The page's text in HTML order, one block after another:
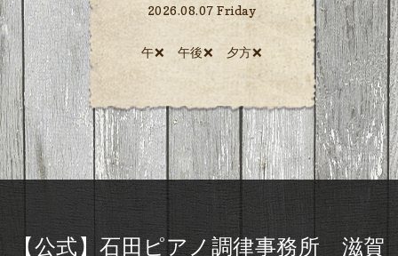
2026.08.07 Friday
午❌ 午後❌ 夕方❌️
【公式】石田ピアノ調律事務所 滋賀